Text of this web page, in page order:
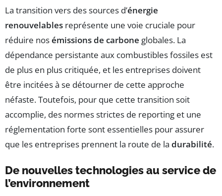
La transition vers des sources d’énergie
renouvelables représente une voie cruciale pour
réduire nosémissions de carbone globales. La
dépendance persistante aux combustibles fossiles est
de plus en plus critiquée, et les entreprises doivent
être incitées à se détourner de cette approche
néfaste. Toutefois, pour que cette transition soit
accomplie, des normes strictes de reporting et une
réglementation forte sont essentielles pour assurer
que les entreprises prennent la route de la durabilité.
De nouvelles technologies au service de
l’environnement